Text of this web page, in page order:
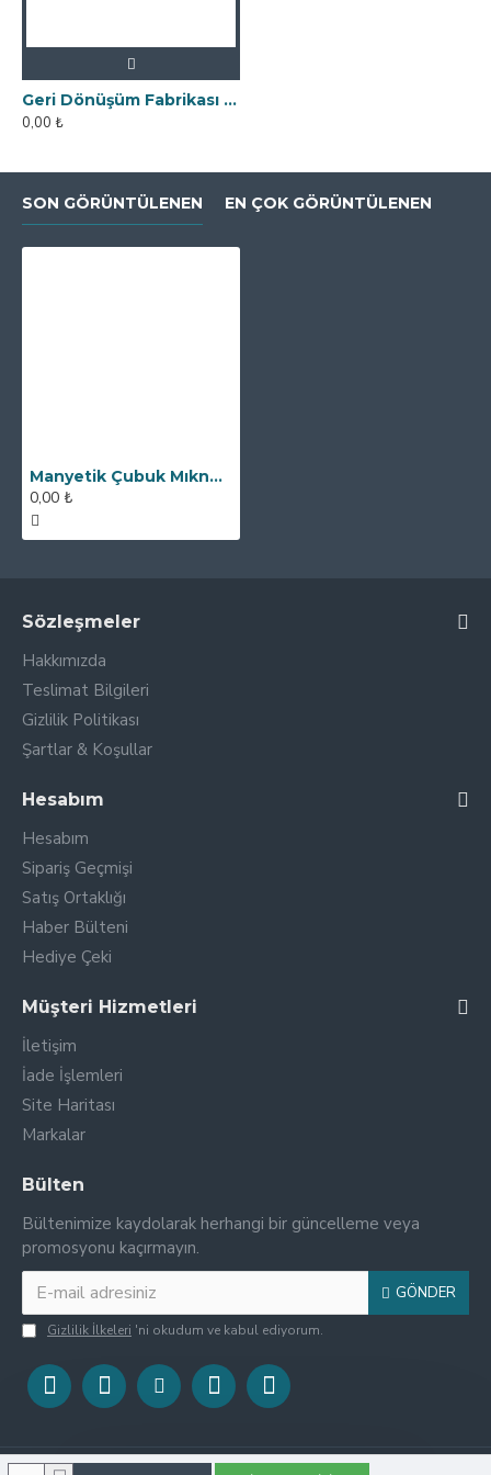
Geri Dönüşüm Fabrikası İçin Kolay Temizlenebilir Neodyum Elek Mıknatıs
0,00 ₺
SON GÖRÜNTÜLENEN EN ÇOK GÖRÜNTÜLENEN
Manyetik Çubuk Mıknatıs - 25x140 mm - 10.000 Gauss Gücü
0,00 ₺
Sözleşmeler
Hakkımızda
Teslimat Bilgileri
Gizlilik Politikası
Şartlar & Koşullar
Hesabım
Hesabım
Sipariş Geçmişi
Satış Ortaklığı
Haber Bülteni
Hediye Çeki
Müşteri Hizmetleri
İletişim
İade İşlemleri
Site Haritası
Markalar
Bülten
Bültenimize kaydolarak herhangi bir güncelleme veya
promosyonu kaçırmayın.
GÖNDER
Gizlilik İlkeleri 'ni okudum ve kabul ediyorum.